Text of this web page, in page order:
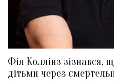
Філ Коллінз зізнався,
дітьми через